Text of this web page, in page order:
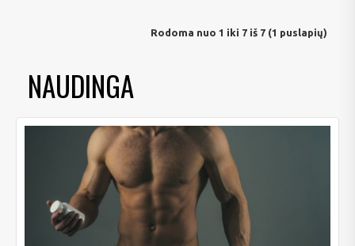
Rodoma nuo 1 iki 7 iš 7 (1 puslapių)
NAUDINGA